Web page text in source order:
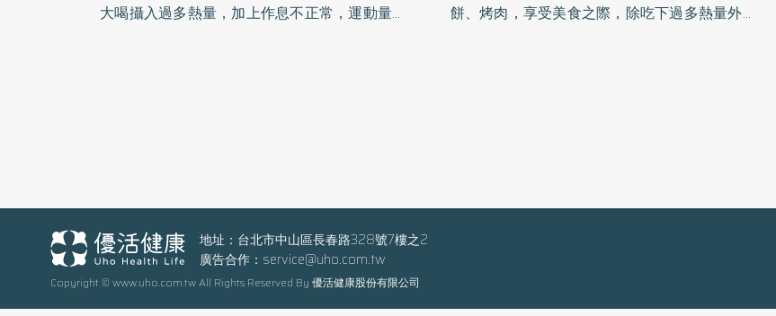
大喝攝入過多熱量，加上作息不正常，運動量減
公斤，外表壯實，火氣大，排便不順，臉部長滿
青春痘，有頭皮毛囊炎等皮膚問題，容易長口
瘡，食欲很好，工作壓力大時喜歡吃東西紓壓。
3個月前尋求中醫減重，經診察其舌苔黃膩，脈
餅、烤肉，享受美食之際，除吃下過多熱量外，
月餅更高達800大卡，建議可切塊和家人朋友分
地址：台北市中山區長春路328號7樓之2
廣告合作： service@uho.com.tw
Copyright © www.uho.com.tw All Rights Reserved By 優活健康股份有限公司